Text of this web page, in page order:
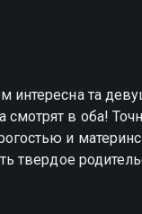
та
в оба!
и
твердое
вы можете